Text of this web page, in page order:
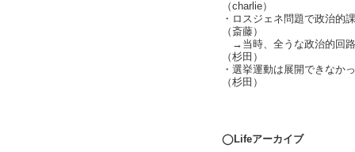
（charlie）
・ロスジェネ問題で政治的
（斎藤）
→当時、全うな政治的回路
（杉田）
・選挙運動は展開できなか
（杉田）
◯Lifeアーカイブ